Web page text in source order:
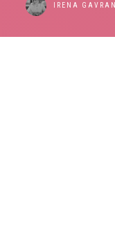
IRENA GAVRAN